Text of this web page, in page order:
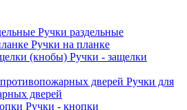
Ручки раздельные
Ручки на планке
Ручки - защелки
Ручки для
дверей
Ручки - кнопки